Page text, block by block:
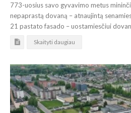
773-uosius savo gyvavimo metus
nepaprastą dovaną – atnaujintą
21 pastato fasado – uostamiesčiui
Skaityti daugiau